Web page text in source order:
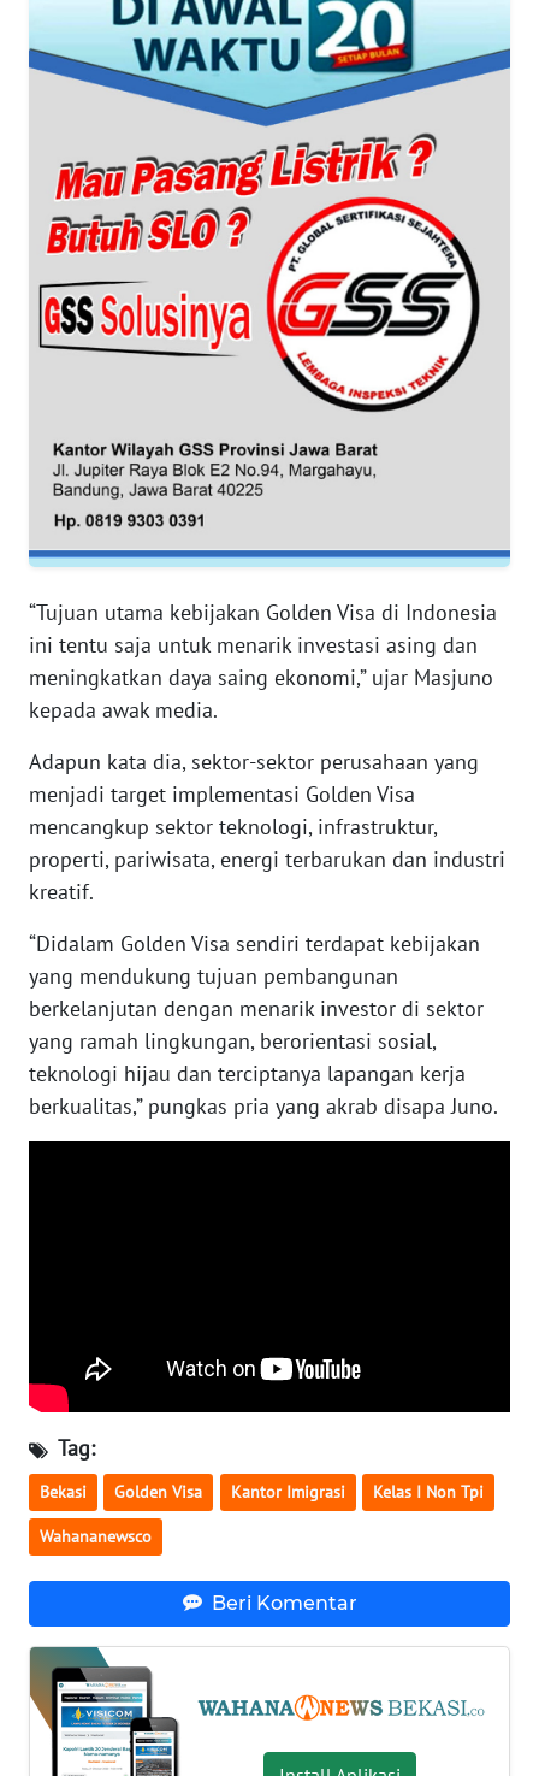
“Tujuan utama kebijakan Golden Visa di Indonesia
ini tentu saja untuk menarik investasi asing dan
meningkatkan daya saing ekonomi,” ujar Masjuno
kepada awak media.
Adapun kata dia, sektor-sektor perusahaan yang
menjadi target implementasi Golden Visa
mencangkup sektor teknologi, infrastruktur,
properti, pariwisata, energi terbarukan dan industri
kreatif.
“Didalam Golden Visa sendiri terdapat kebijakan
yang mendukung tujuan pembangunan
berkelanjutan dengan menarik investor di sektor
yang ramah lingkungan, berorientasi sosial,
teknologi hijau dan terciptanya lapangan kerja
berkualitas,” pungkas pria yang akrab disapa Juno.
Tag:
Bekasi Golden Visa Kantor Imigrasi Kelas I Non Tpi
Wahananewsco
Beri Komentar
JAKARTA
WN
BANTEN
WN
NTT
WN
PAPUA
WN
BARAT
WN
RIAU
WN
SERAMBI
WN
JAMBI
WN
SULTRA
WN
NTB
WN
SUMBAR
WN
SUMSEL
LAMPUNG
WN